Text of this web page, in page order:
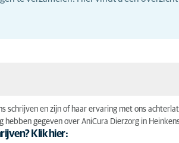
schrijven en zijn of haar ervaring met ons
gegeven over AniCura Dierzorg in
Klik hier: